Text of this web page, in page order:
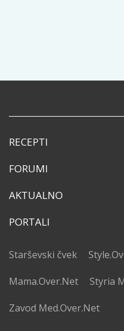
RECEPTI
FORUMI
AKTUALNO
PORTALI
Starševski čvek
Mama.Over.Net Styria
Zavod Med.Over.Net